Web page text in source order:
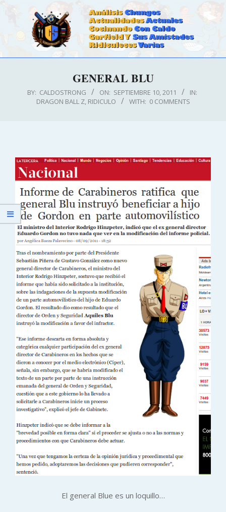
CALDOSTRONG.COM
GENERAL BLU
BY: CALDOSTRONG ON: SEPTIEMBRE 10, 2011
IN:
DRAGON BALL Z, RIDICULO WITH: 0 COMMENTS
El general Blue es un loquillo…